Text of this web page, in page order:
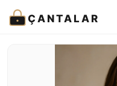
ÇANTALAR